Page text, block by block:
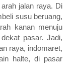
jalan raya. Di
susu beruang,
kanan menuju
pasar. Jadi,
raya, indomaret,
halte, di pasar